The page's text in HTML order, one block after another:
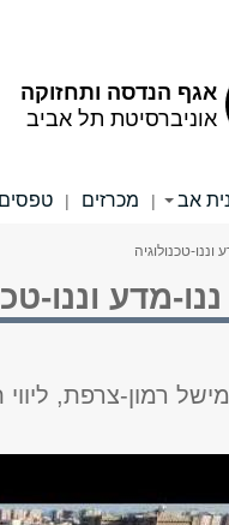
אגף הנדסה ותחזוקה
אוניברסיטת תל אביב
אב | מכרזים |
וננו-טכנולוגיה
ננו-מדע וננו-
רמון-צרפת,